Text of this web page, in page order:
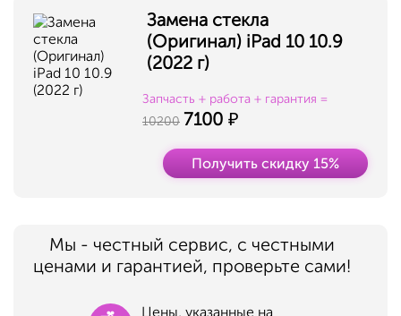
Замена стекла
(Оригинал) iPad 10 10.9
(2022 г)
Запчасть + работа + гарантия =
10200 7100
Получить скидку 15%
Мы - честный сервис, с честными
ценами и гарантией, проверьте сами!
Цены, указанные на